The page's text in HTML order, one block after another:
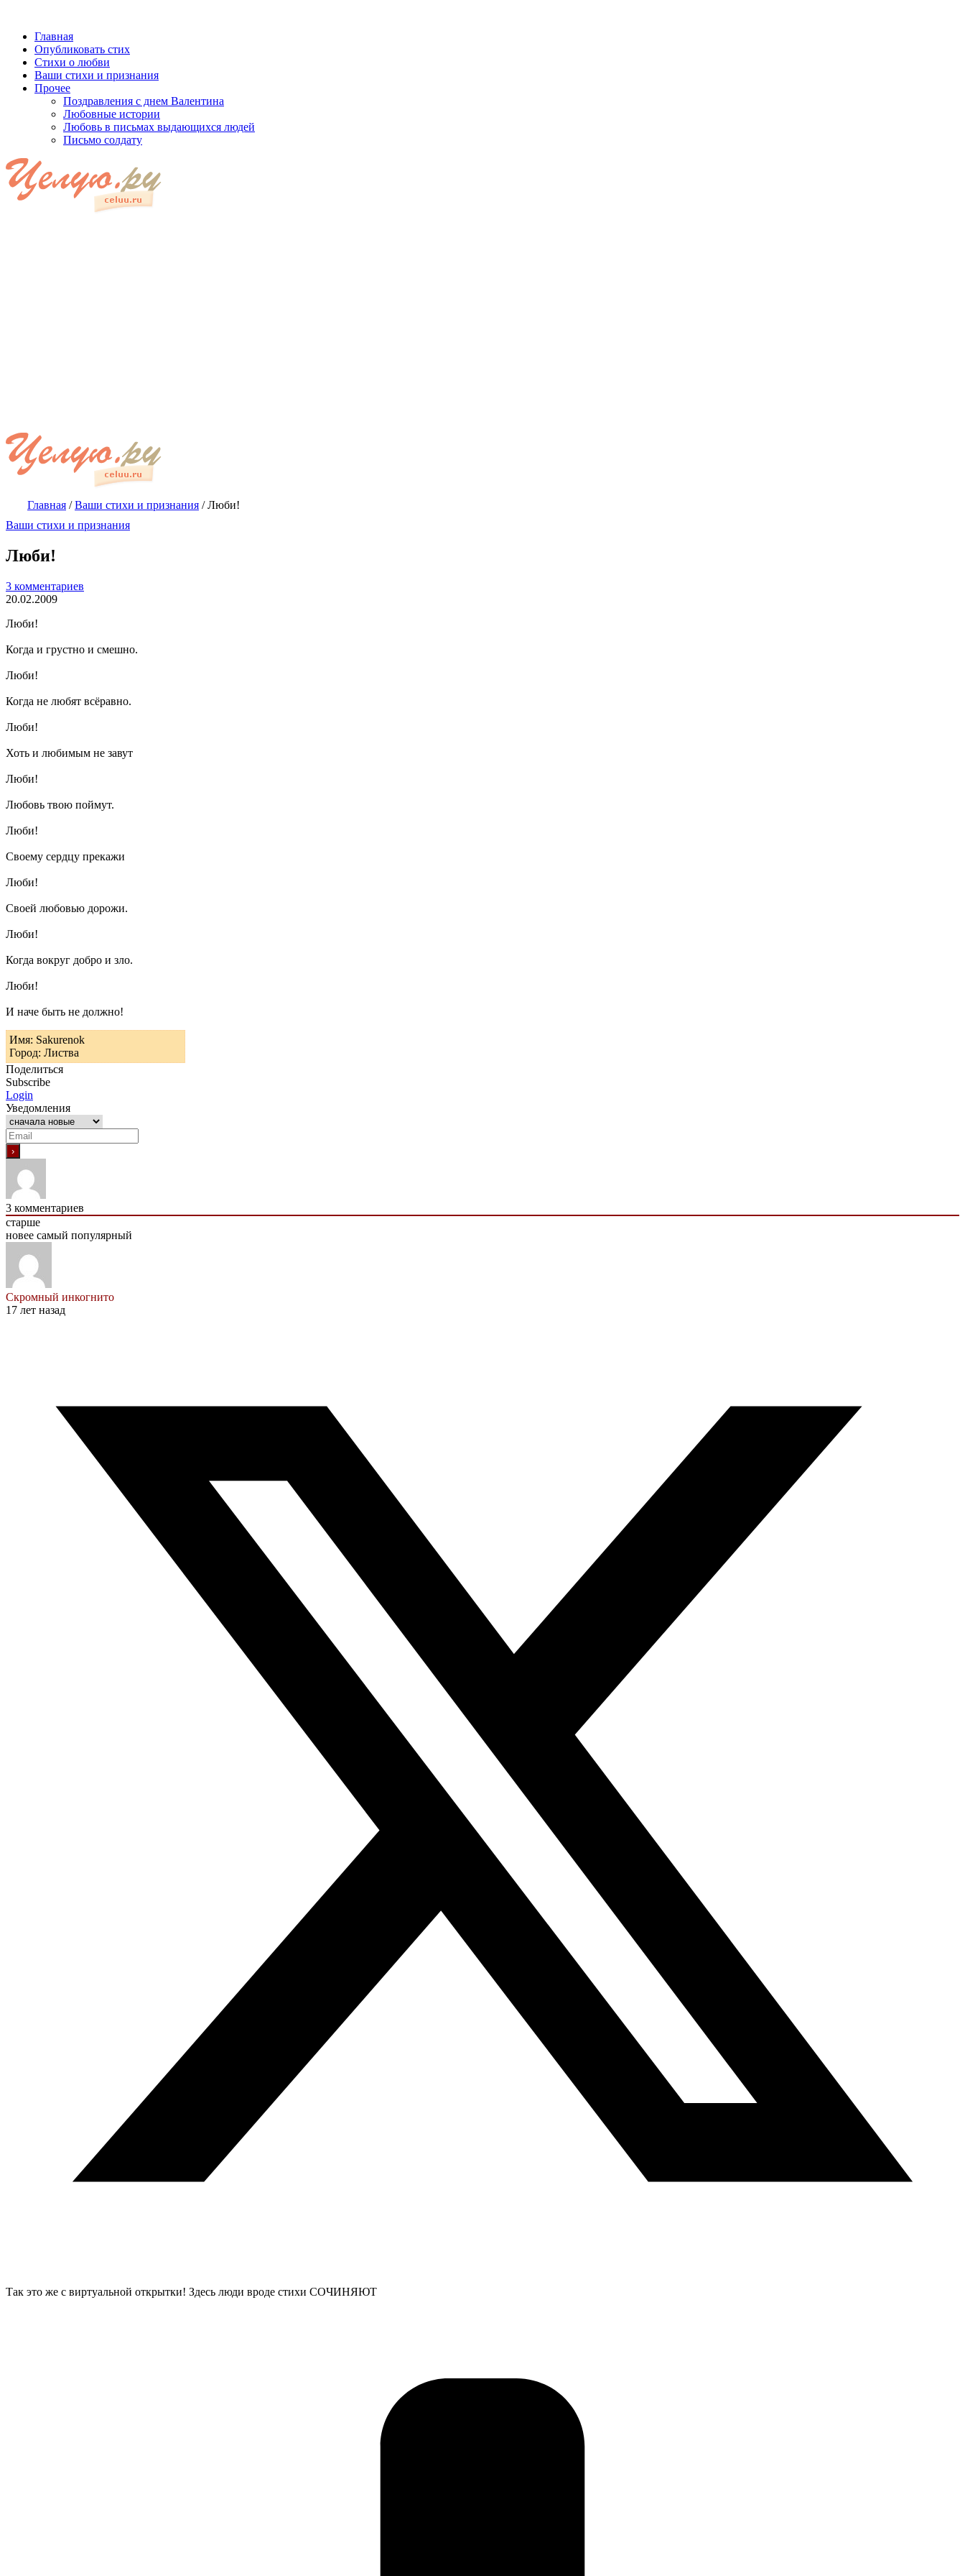
Главная
Опубликовать стих
Стихи о любви
Ваши стихи и признания
Прочее
Поздравления с днем Валентина
Любовные истории
Любовь в письмах выдающихся людей
Письмо солдату
Главная /Ваши стихи и признания /Люби!
Ваши стихи и признания
Люби!
3 комментариев
20.02.2009
Люби!
Когда и грустно и смешно.
Люби!
Когда не любят всёравно.
Люби!
Хоть и любимым не завут
Люби!
Любовь твою поймут.
Люби!
Своему сердцу прекажи
Люби!
Своей любовью дорожи.
Люби!
Когда вокруг добро и зло.
Люби!
И наче быть не должно!
Имя: Sakurenok
Город: Листва
Поделиться
Subscribe
Login
Уведомления
3 комментариев
старше
новее самый популярный
Скромный инкогнито
17 лет назад
Так это же с виртуальной открытки! Здесь люди вроде стихи СОЧИНЯЮТ